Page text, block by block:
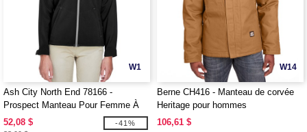
W1
Ash City North End 78166 -
Prospect Manteau Pour Femme À
Extérieur Doux Avec Capuchon
52,08 $ -41%
W14
Berne CH416 - Manteau de corvée
Heritage pour hommes
106,61 $